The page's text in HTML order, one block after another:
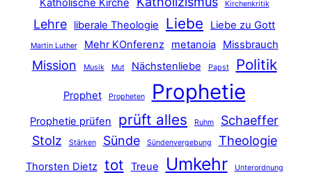
Katholische Kirche Kirchenkritik
Lehre liberale Theologie Liebe Liebe zu Gott
Martin Luther Mehr KOnferenz metanoia Missbrauch
Mission Musik Mut Nächstenliebe Papst Politik
Prophet Propheten Prophetie
Prophetie prüfen prüft alles Ruhm
Schaeffer
Stolz
Stärken Sünde Sündenvergebung Theologie
Thorsten Dietz tot Treue Umkehr Unterordnung